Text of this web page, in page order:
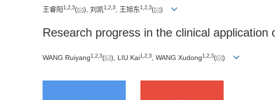
王睿阳 1 2 3( ), 刘凯1 2 3, 王旭东1 2 3( )
Research progress in the clinical
WANG Ruiyang1 2 3( ), LIU Kai1 2 3 , WANG Xudong1 2 3( )